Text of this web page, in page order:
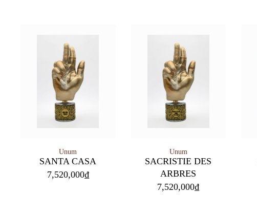
Unum
SANTA CASA
7,520,000₫
Unum
SACRISTIE DES
ARBRES
7,520,000₫